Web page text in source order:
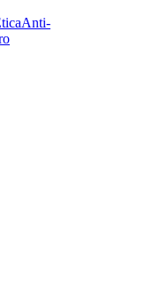
Anti-